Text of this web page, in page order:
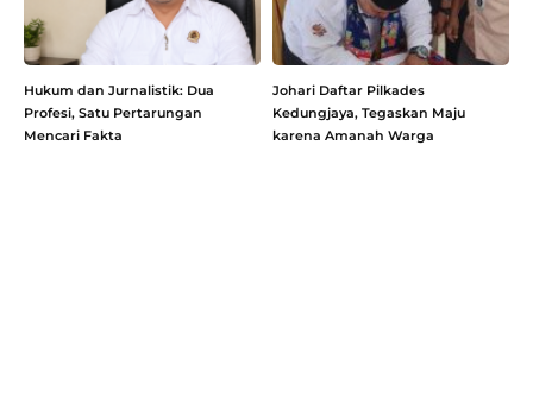
Hukum dan Jurnalistik: Dua
Profesi, Satu Pertarungan
Mencari Fakta
Johari Daftar Pilkades
Kedungjaya, Tegaskan Maju
karena Amanah Warga